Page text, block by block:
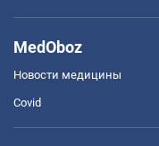
MedOboz
Новости медицины
Covid